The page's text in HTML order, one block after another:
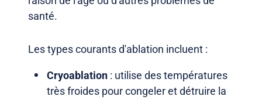
santé.
Les types courants d'ablation incluent :
Cryoablation : utilise des températures
très froides pour congeler et détruire la